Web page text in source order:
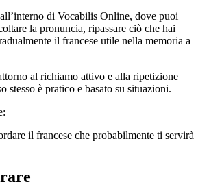
di Vocabilis Online, dove puoi
la pronuncia, ripassare ciò che hai
il francese utile nella memoria a
al richiamo attivo e alla ripetizione
stesso è pratico e basato su situazioni.
il francese che probabilmente ti servirà